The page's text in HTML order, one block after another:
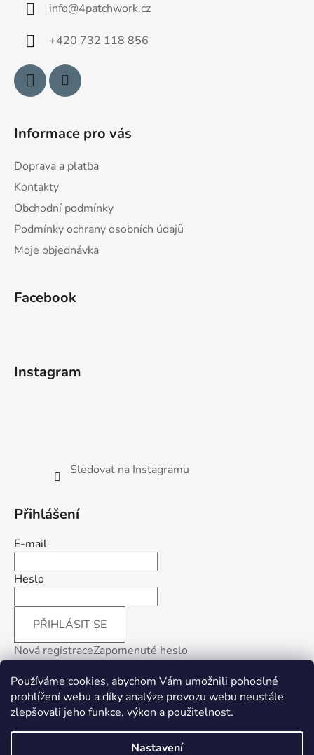
Používáme cookies, abychom Vám umožnili pohodlné
prohlížení webu a díky analýze provozu webu neustále
zlepšovali jeho funkce, výkon a použitelnost.
Nastavení
info@4patchwork.cz
+420 732 118 856
Informace pro vás
Doprava a platba
Kontakty
Obchodní podmínky
Podmínky ochrany osobních údajů
Moje objednávka
Facebook
Instagram
Sledovat na Instagramu
Přihlášení
E-mail
Heslo
PŘIHLÁSIT SE
Nová registraceZapomenuté heslo
Facebook